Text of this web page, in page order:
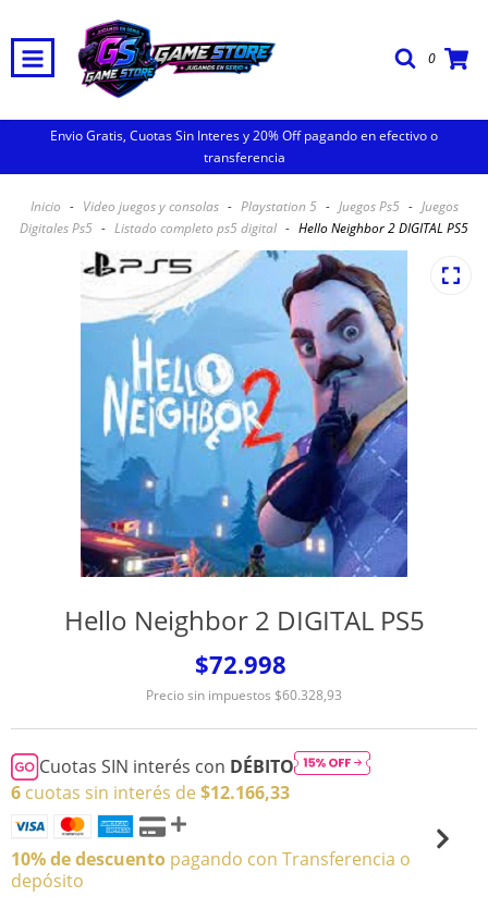
0
Envio Gratis, Cuotas Sin Interes y 20% Off pagando en efectivo o
transferencia
Inicio - Video juegos y consolas - Playstation 5 - Juegos Ps5 - Juegos
Digitales Ps5 - Listado completo ps5 digital - Hello Neighbor 2 DIGITAL PS5
Hello Neighbor 2 DIGITAL PS5
$72.998
Precio sin impuestos $60.328,93
Cuotas SIN interés con DÉBITO
6 cuotas sin interés de $12.166,33
10% de descuento pagando con Transferencia o
depósito